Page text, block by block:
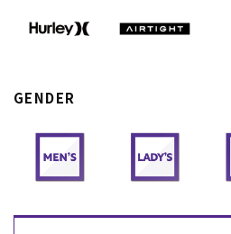
スケートTOP
ブランド一覧
特集一覧
GENDER